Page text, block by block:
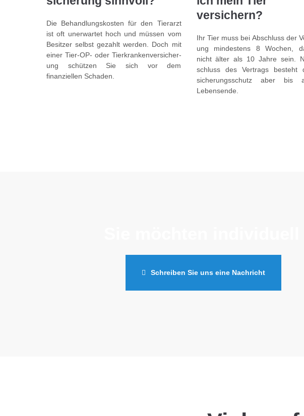
Die Be­handlungs­kosten für den Tierarzt
ist oft un­er­wartet hoch und müssen vom
Be­sitzer selbst gezahlt werden. Doch mit
einer Tier-OP- oder Tier­kranken­ver­sicher­
ung schützen Sie sich vor dem
finanziellen Schaden.
versichern?
Ihr Tier muss bei Ab­schluss der
ung mindestens 8 Wochen,
nicht älter als 10 Jahre sein.
schluss des Ver­trags besteht
sicher­ungs­schutz aber bis
Lebens­ende.
Schreiben Sie uns eine Nachricht